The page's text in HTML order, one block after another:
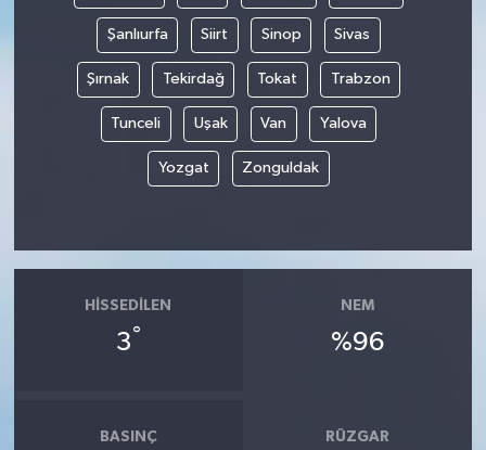
Şanlıurfa Siirt Sinop Sivas
Şırnak Tekirdağ Tokat Trabzon
Tunceli Uşak Van Yalova
Yozgat Zonguldak
HISSEDILEN
3°
NEM
%96
BASINÇ RÜZGAR